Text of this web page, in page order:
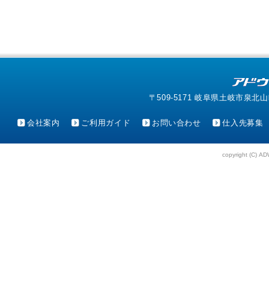
〒509-5171 岐阜県土岐市泉北
会社案内 ご利用ガイド お問い合わせ 仕入先募集
copyright (C)